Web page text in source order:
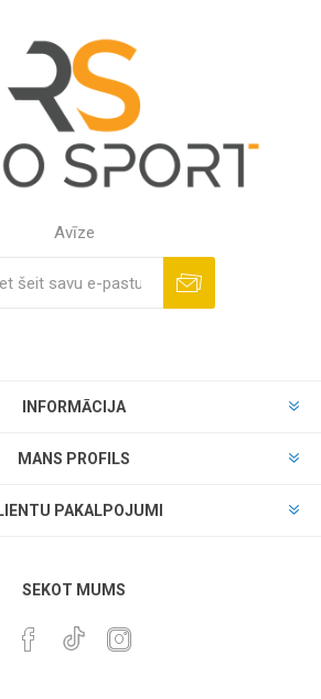
Avīze
INFORMĀCIJA
MANS PROFILS
PAKALPOJUMI
SEKOT MUMS